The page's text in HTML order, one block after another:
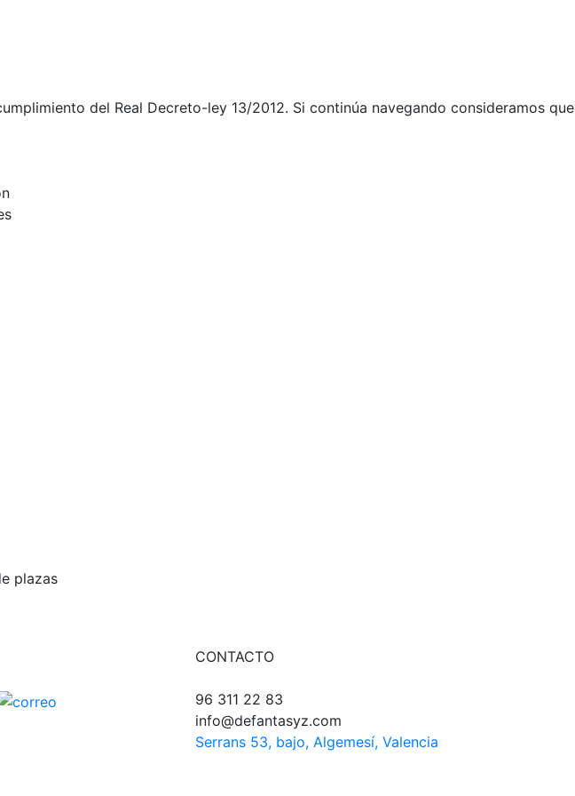
del Real Decreto-ley 13/2012. Si continúa navegando consideramos que
plazas
CONTACTO
96 311 22 83
info@defantasyz.com
Serrans 53, bajo, Algemesí, Valencia